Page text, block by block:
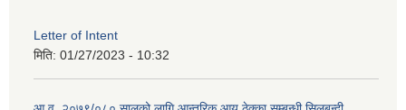
Letter of Intent
मिति: 01/27/2023 - 10:32